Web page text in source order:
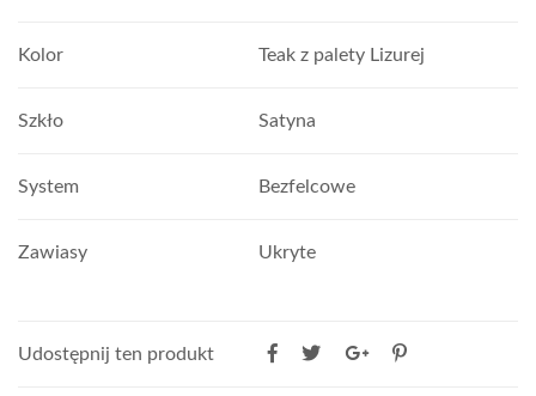
Kolor Teak z palety Lizurej
Szkło Satyna
System Bezfelcowe
Zawiasy Ukryte
Udostępnij ten produkt